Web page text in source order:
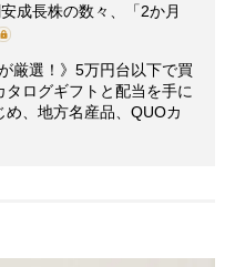
成長株の数々、「2か月
厳選！》5万円台以下で買
ログギフトと配当を手に
、地方名産品、QUOカ